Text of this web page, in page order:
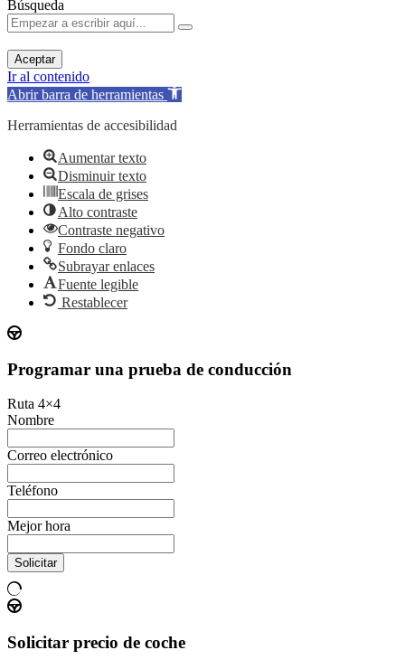
Búsqueda
Aceptar
Ir al contenido
Abrir barra de herramientas
Herramientas de accesibilidad
Aumentar texto
Disminuir texto
Escala de grises
Alto contraste
Contraste negativo
Fondo claro
Subrayar enlaces
Fuente legible
Restablecer
Programar una prueba de conducción
Ruta 4×4
Nombre
Correo electrónico
Teléfono
Mejor hora
Solicitar
Solicitar precio de coche